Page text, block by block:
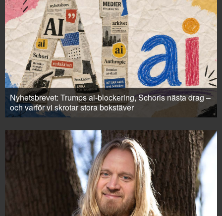
Nyhetsbrevet: Trumps ai-blockering, Schoris nästa drag –
och varför vi skrotar stora bokstäver